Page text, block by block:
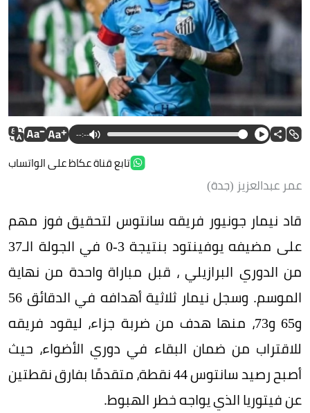
--:--
تابع قناة عكاظ على الواتساب
عمر عبدالعزيز (جدة)
قاد نيمار جونيور فريقه سانتوس لتحقيق فوز مهم
على مضيفه يوفينتود بنتيجة 3-0 في الجولة الـ37
من الدوري البرازيلي ، قبل مباراة واحدة من نهاية
الموسم. وسجل نيمار ثلاثية أهدافه في الدقائق 56
و65 و73، منها هدف من ضربة جزاء، ليقود فريقه
للاقتراب من ضمان البقاء في دوري الأضواء، حيث
أصبح رصيد سانتوس 44 نقطة، متقدمًا بفارق نقطتين
عن فيتوريا الذي يواجه خطر الهبوط.